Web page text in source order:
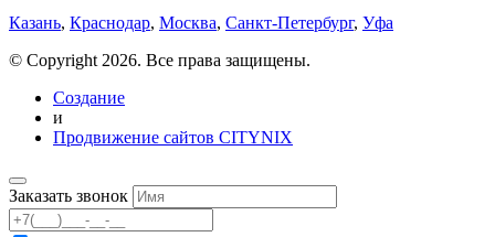
Казань, Краснодар, Москва, Санкт-Петербург, Уфа
© Copyright 2026. Все права защищены.
Создание
и
Продвижение сайтов CITYNIX
Заказать звонок